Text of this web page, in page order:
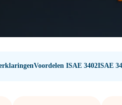
Voordelen ISAE 3402ISAE